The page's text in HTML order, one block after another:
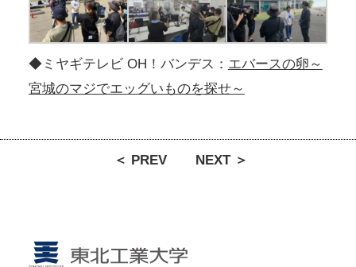
◆ミヤギテレビ OH！バンデス： エバースの卵～
宮城のマジでエッグいものを探せ～
＜ PREV NEXT ＞